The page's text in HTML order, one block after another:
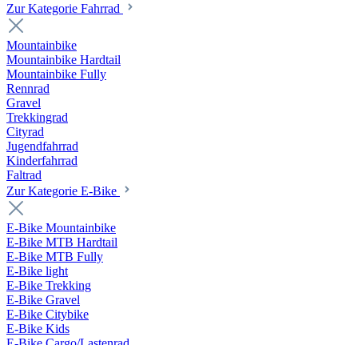
Zur Kategorie Fahrrad
Mountainbike
Mountainbike Hardtail
Mountainbike Fully
Rennrad
Gravel
Trekkingrad
Cityrad
Jugendfahrrad
Kinderfahrrad
Faltrad
Zur Kategorie E-Bike
E-Bike Mountainbike
E-Bike MTB Hardtail
E-Bike MTB Fully
E-Bike light
E-Bike Trekking
E-Bike Gravel
E-Bike Citybike
E-Bike Kids